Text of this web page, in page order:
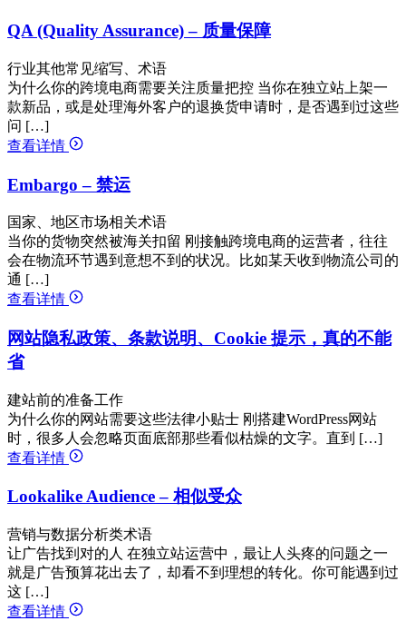
QA (Quality Assurance) – 质量保障
行业其他常见缩写、术语
为什么你的跨境电商需要关注质量把控 当你在独立站上架一
款新品，或是处理海外客户的退换货申请时，是否遇到过这些
问 […]
查看详情
Embargo – 禁运
国家、地区市场相关术语
当你的货物突然被海关扣留 刚接触跨境电商的运营者，往往
会在物流环节遇到意想不到的状况。比如某天收到物流公司的
通 […]
查看详情
网站隐私政策、条款说明、Cookie 提示，真的不能
省
建站前的准备工作
为什么你的网站需要这些法律小贴士 刚搭建WordPress网站
时，很多人会忽略页面底部那些看似枯燥的文字。直到 […]
查看详情
Lookalike Audience – 相似受众
营销与数据分析类术语
让广告找到对的人 在独立站运营中，最让人头疼的问题之一
就是广告预算花出去了，却看不到理想的转化。你可能遇到过
这 […]
查看详情